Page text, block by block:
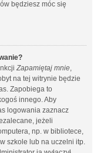
będziesz móc się
Zapamiętaj mnie,
na tej witrynie będzie
Zapobiega to
innego. Aby
logowania zaznacz
jeżeli
np. w bibliotece,
szkole lub na uczelni itp.